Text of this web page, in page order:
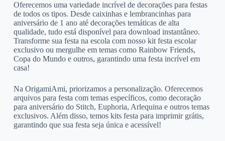
Oferecemos uma variedade incrível de decorações para festas
de todos os tipos. Desde caixinhas e lembrancinhas para
aniversário de 1 ano até decorações temáticas de alta
qualidade, tudo está disponível para download instantâneo.
Transforme sua festa na escola com nosso kit festa escolar
exclusivo ou mergulhe em temas como Rainbow Friends,
Copa do Mundo e outros, garantindo uma festa incrível em
casa!
Na OrigamiAmi, priorizamos a personalização. Oferecemos
arquivos para festa com temas específicos, como decoração
para aniversário do Stitch, Euphoria, Arlequina e outros temas
exclusivos. Além disso, temos kits festa para imprimir grátis,
garantindo que sua festa seja única e acessível!